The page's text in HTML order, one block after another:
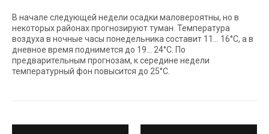
В начале следующей недели осадки маловероятны, но в
некоторых районах прогнозируют туман. Температура
воздуха в ночные часы понедельника составит 11… 16°С, а в
дневное время поднимется до 19… 24°С. По
предварительным прогнозам, к середине недели
температурный фон повысится до 25°С.